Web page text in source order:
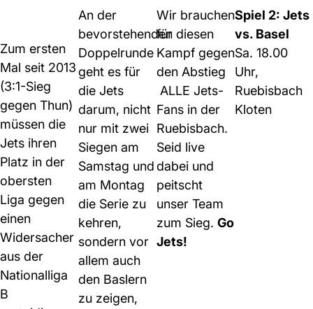
Zum ersten
Mal seit 2013
(3:1-Sieg
gegen Thun)
müssen die
Jets ihren
Platz in der
obersten
Liga gegen
einen
Widersacher
aus der
Nationalliga
B
An der
bevorstehenden
Doppelrunde
geht es für
die Jets
darum, nicht
nur mit zwei
Siegen am
Samstag und
am Montag
die Serie zu
kehren,
sondern vor
allem auch
den Baslern
zu zeigen,
Wir brauchen
für diesen
Kampf gegen
den Abstieg
ALLE Jets-
Fans in der
Ruebisbach.
Seid live
dabei und
peitscht
unser Team
zum Sieg. Go
Jets!
Spiel 2: Jets
vs. Basel
Sa. 18.00
Uhr,
Ruebisbach
Kloten